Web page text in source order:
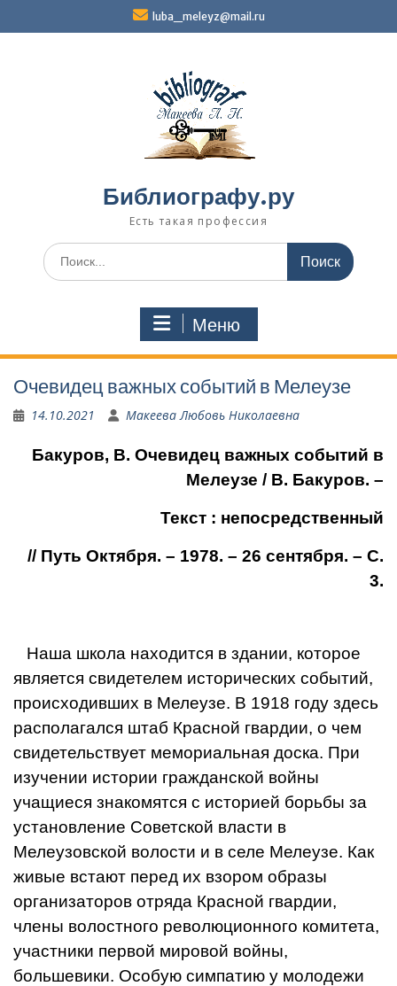
luba_meleyz@mail.ru
Библиографу.ру
Есть такая профессия
Поиск
по:
Меню
Очевидец важных событий в Мелеузе
14.10.2021 Макеева Любовь Николаевна
Бакуров, В. Очевидец важных событий в
Мелеузе / В. Бакуров. –
Текст : непосредственный
// Путь Октября. – 1978. – 26 сентября. – С.
3.
Наша школа находится в зда­нии, которое
является свидете­лем исторических событий,
происходивших в Мелеузе. В 1918 году здесь
располагался штаб Красной гвардии, о чем
свидетельствует мемориальная доска. При
изучении истории гражданской войны
учащиеся знакомятся с историей борьбы за
установление Советской вла­сти в
Мелеузовской волости и в селе Мелеузе. Как
живые встают перед их взором обра­зы
организаторов отряда Крас­ной гвардии,
члены волостного революционного комитета,
уча­стники первой мировой войны,
большевики. Особую симпатию у молодежи